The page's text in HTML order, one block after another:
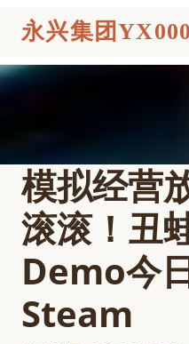
永兴集团
模拟经营
滚滚！丑
Demo今
Steam